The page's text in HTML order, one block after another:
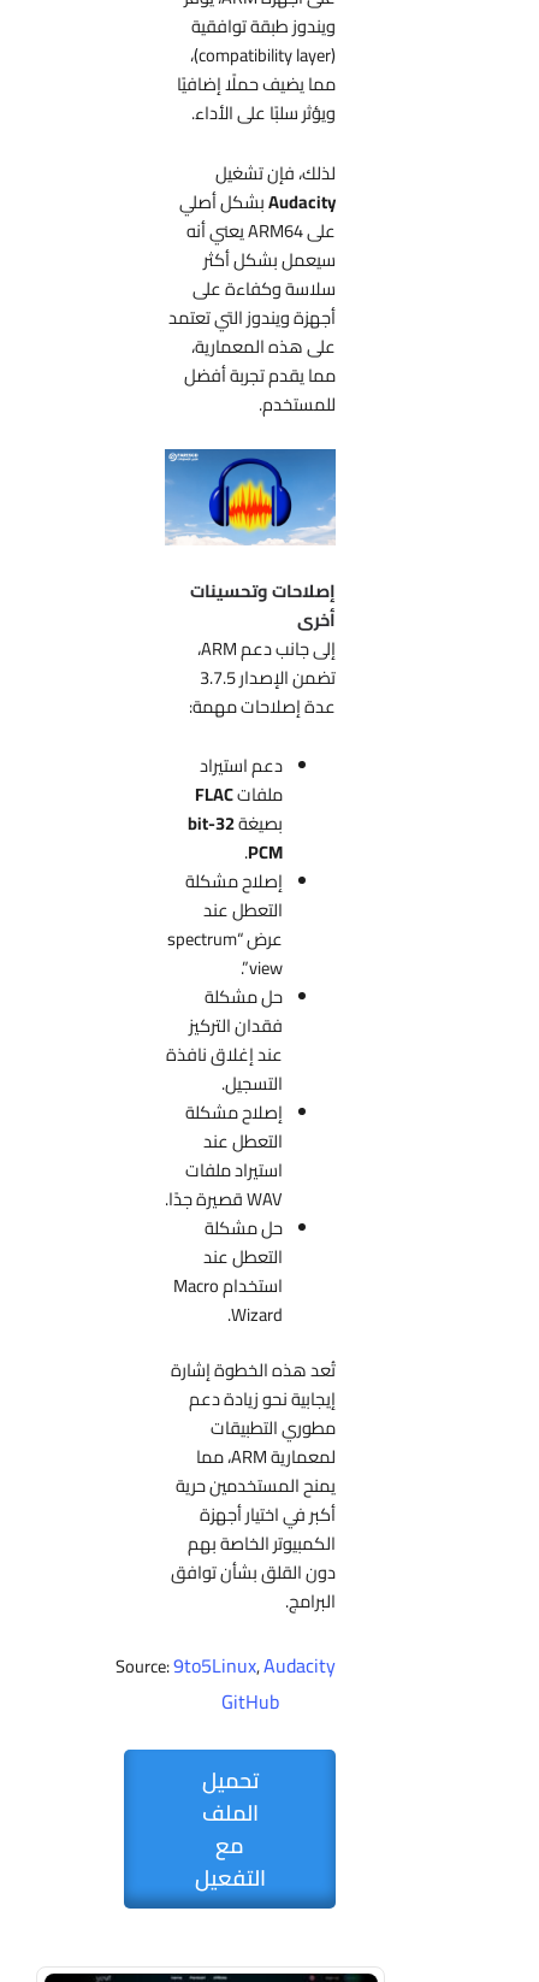
ويندوز طبقة توافقية
(compatibility layer)،
مما يضيف حملًا إضافيًا
ويؤثر سلبًا على الأداء.
لذلك، فإن تشغيل
Audacityبشكل أصلي
على ARM64 يعني أنه
سيعمل بشكل أكثر
سلاسة وكفاءة على
أجهزة ويندوز التي تعتمد
على هذه المعمارية،
مما يقدم تجربة أفضل
للمستخدم.
إصلاحات وتحسينات
أخرى
إلى جانب دعم ARM،
تضمن الإصدار 3.7.5
عدة إصلاحات مهمة:
دعم استيراد
ملفاتFLAC
بصيغة
32-bit
PCM
.
إصلاح مشكلة
التعطل عند
عرض “spectrum
view”.
حل مشكلة
فقدان التركيز
عند إغلاق نافذة
التسجيل.
إصلاح مشكلة
التعطل عند
استيراد ملفات
WAV قصيرة جدًا.
حل مشكلة
التعطل عند
استخدام Macro
Wizard.
تُعد هذه الخطوة إشارة
إيجابية نحو زيادة دعم
مطوري التطبيقات
لمعمارية ARM، مما
يمنح المستخدمين حرية
أكبر في اختيار أجهزة
الكمبيوتر الخاصة بهم
دون القلق بشأن توافق
البرامج.
Source:9to5Linux,Audacity
GitHub
تحميل
الملف
مع
التفعيل